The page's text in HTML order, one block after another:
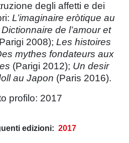
degli affetti e dei
L’imaginaire eròtique au
Dictionnaire de l’amour et
2008); Les histoires
mythes fondateurs aux
(Parigi 2012); Un desir
au Japon (Paris 2016).
profilo: 2017
edizioni: 2017